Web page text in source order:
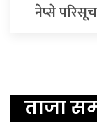
नेप्से
ताजा